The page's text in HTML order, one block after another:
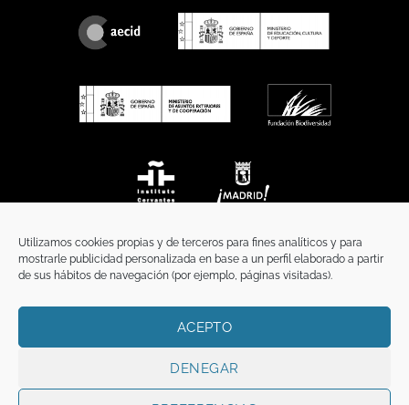
Utilizamos cookies propias y de terceros para fines analíticos y para
mostrarle publicidad personalizada en base a un perfil elaborado a partir
de sus hábitos de navegación (por ejemplo, páginas visitadas).
ACEPTO
DENEGAR
TÉRMINOS Y CONDICIONES
Copyright 2026 ©FunciFUNCI es titular de los derechos de propiedad